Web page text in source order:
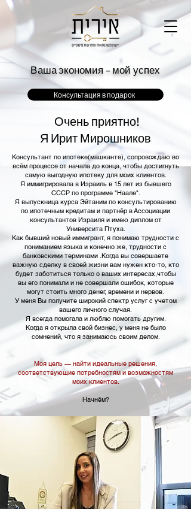
Ваша экономия – мой успех
Консультация в подарок
!Очень приятно
Я Ирит Мирошников
Консультант по ипотеке(машканте), сопровождаю во
всём процессе от начала до конца, чтобы достигнуть
самую выгодную ипотеку для моих клиентов.
Я иммигрировала в Израиль в 15 лет из бывшего
СССР по программе "Наале".
Я выпускница курса Эйтаним по консультированию
по ипотечным кредитам и партнёр в Ассоциации
консультантов Израиля и имею диплом от
Университа Птуха.
Как бывший новый иммигрант, я понимаю трудности с
пониманием языка и конечно же, трудности с
банковскими терминами .Когда вы совершаете
важную сделку в своей жизни вам нужен кто-то, кто
будет заботиться только о ваших интересах,чтобы
вы его понимали и не совершали ошибок, которые
могут стоить много денег, времени и нервов.
У меня Вы получите широкий спектр услуг с учетом
вашего личного случая.
Я всегда помогала и люблю помогать другим.
Когда я открыла свой бизнес, у меня не было
сомнений, что я занимаюсь своим делом.
Моя цель — найти идеальные решения,
соответствующие потребностям и возможностям
моих клиентов.
Начнём?